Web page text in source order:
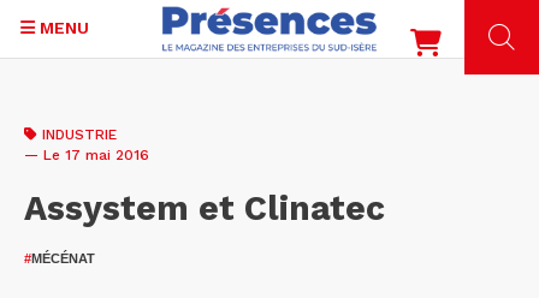
contenu
MENU
INDUSTRIE
— Le 17 mai 2016
Assystem et Clinatec
#MÉCÉNAT